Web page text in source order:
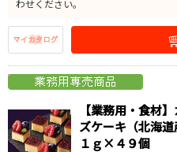
わせください。
【業務用・食材
ズケーキ（北海
１ｇ×４９個